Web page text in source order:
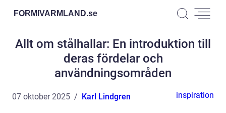
FORMIVARMLAND.se
Allt om stålhallar: En introduktion till
deras fördelar och
användningsområden
07 oktober 2025 Karl Lindgren inspiration